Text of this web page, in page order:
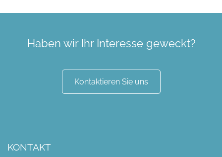
Haben wir Ihr Interesse geweckt?
Kontaktieren Sie uns
KONTAKT